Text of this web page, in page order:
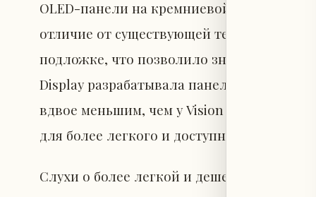
OLED-панели на кремниевой подложке
отличие от существующей технологии, G-
подложке, что позволило значительно
Display разрабатывала панель с
вдвое меньшим, чем у Vision Pro с 3386
для более легкого и доступного XR-
Слухи о более легкой и дешевой